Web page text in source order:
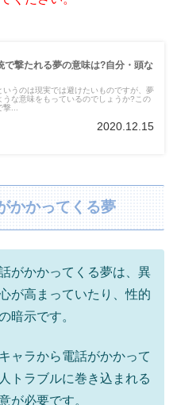
で撃たれる夢の意味は?自分・頭な
いうのは現実では避けたいものですが、夢
うな意味をもっているのでしょうか?この
...
2020.12.15
かかってくる夢
がかかってくる夢は、異
が高まっていたり、性的
暗示です。
ャラから電話がかかって
トラブルに巻き込まれる
が必要です。